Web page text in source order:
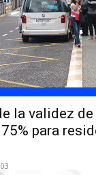
la validez
para